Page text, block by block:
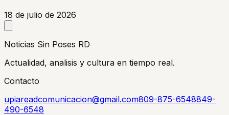
18 de julio de 2026
Noticias Sin Poses RD
Actualidad, analisis y cultura en tiempo real.
Contacto
upiareadcomunicacion@gmail.com809-875-6548849-
490-6548